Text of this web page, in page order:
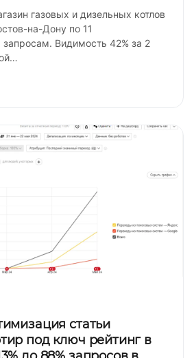
газовых и дизельных котлов
на-Дону по 11
Видимость 42% за 2
статьи
под ключ рейтинг в